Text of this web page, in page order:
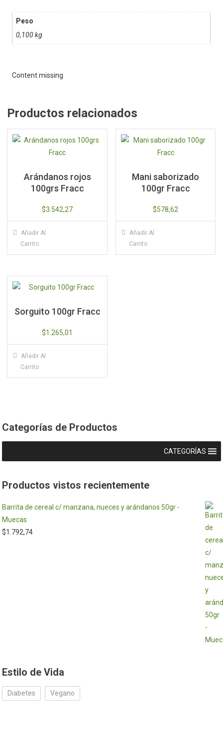
Peso
0,100 kg
Content missing
Productos relacionados
Arándanos rojos
100grs Fracc
$3.542,27
Añadir Al
Carrito
Mani saborizado
100gr Fracc
$578,62
Añadir Al
Carrito
Sorguito 100gr Fracc
$1.265,01
Añadir Al
Carrito
Categorías de Productos
CATEGORÍAS
Productos vistos recientemente
Barrita de cereal c/ manzana, nueces y arándanos 50gr -
Muecas
$1.792,74
Estilo de Vida
Diabetes Vegano